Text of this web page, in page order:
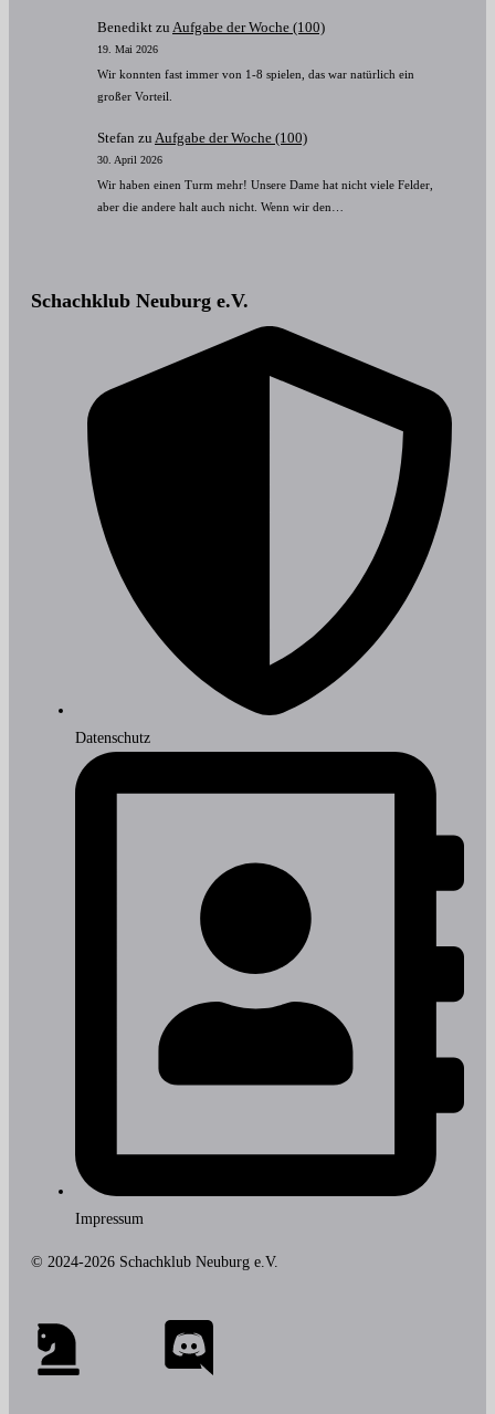
Benedikt zu Aufgabe der Woche (100)
19. Mai 2026
Wir konnten fast immer von 1-8 spielen, das war natürlich ein
großer Vorteil.
Stefan zu Aufgabe der Woche (100)
30. April 2026
Wir haben einen Turm mehr! Unsere Dame hat nicht viele Felder,
aber die andere halt auch nicht. Wenn wir den…
Schachklub Neuburg e.V.
Datenschutz
Impressum
© 2024-2026 Schachklub Neuburg e.V.